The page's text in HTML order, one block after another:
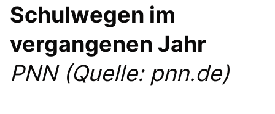
VITA
WAHLKREISBESUCHE
PRESSEFOTOS
MEIN BÜRGERBÜRO
Schulwegen im
vergangenen Jahr
PNN (Quelle: pnn.de)